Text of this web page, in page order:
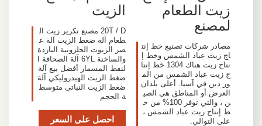
زيت الطعام
لمصنع
مصادر شركات تصنيع خط إنت
اج زيت عباد الشمس وخط إ
نتاج زيت هناك 1304 خط إنتا
ج زيت عباد الشمس من الم
ور دين في آسيا. أعلى بلدان
العرض أو المناطق هي الصي
ن ، والتي توفر 100% من خ
ط إنتاج زيت عباد الشمس ،
على التوالي.
الزيت
20T / D مصنع تكرير زيت ال
طعام آلة ضغط الزيت آلة ع
صر الزيوت الحلزونية الباردة
والساخنة 6YL آلة الصحافة ا
لنفط المسمار أفضل بيع آلة
ضغط الزيت الهيدروليكي آلة
ضغط الزيت النباتي متوسط
ة الحجم
احصل على السعر